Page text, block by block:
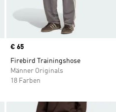
Price
€ 65
Firebird Trainingshose
Männer Originals
18 Farben